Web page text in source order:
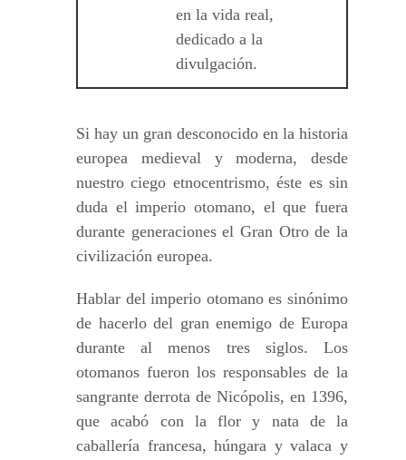
en la vida real,
dedicado a la
divulgación.
Si hay un gran desconocido en la historia
europea medieval y moderna, desde
nuestro ciego etnocentrismo, éste es sin
duda el imperio otomano, el que fuera
durante generaciones el Gran Otro de la
civilización europea.
Hablar del imperio otomano es sinónimo
de hacerlo del gran enemigo de Europa
durante al menos tres siglos. Los
otomanos fueron los responsables de la
sangrante derrota de Nicópolis, en 1396,
que acabó con la flor y nata de la
caballería francesa, húngara y valaca y